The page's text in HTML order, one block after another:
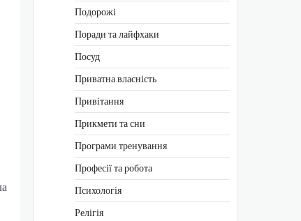
Подорожі
Поради та лайфхаки
Посуд
Приватна власність
Привітання
Прикмети та сни
Програми тренування
Професії та робота
Психологія
Релігія